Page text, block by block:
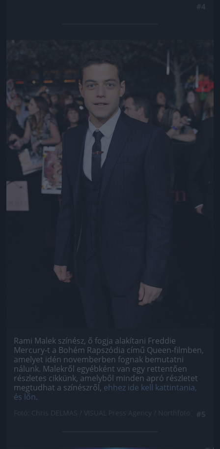
Rami Malek színész, ő fogja alakítani Freddie
Mercury-t a Bohém Rapszódia című Queen-filmben,
amelyet idén novemberben fognak bemutatni
nálunk. Malekről egyébként van egy rettentően
részletes cikkünk, amelyből minden apró részletet
megtudhat a színészről, ehhez ide kell kattintania,
és lőn.